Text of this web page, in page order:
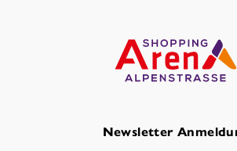
Newsletter